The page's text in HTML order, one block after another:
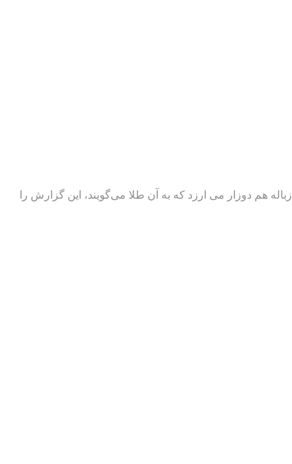
هم دوزار می ارزد که به آن طلا می‌گویند، این گزارش را